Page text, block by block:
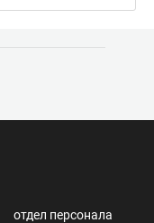
отдел персонала